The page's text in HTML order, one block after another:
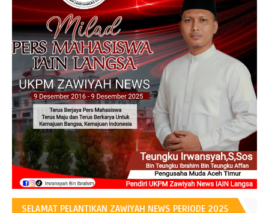
SELAMAT PELANTIKAN ZAWIYAH NEWS PERIODE 2025